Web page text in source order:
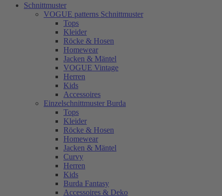
Schnittmuster
VOGUE patterns Schnittmuster
Tops
Kleider
Röcke & Hosen
Homewear
Jacken & Mäntel
VOGUE Vintage
Herren
Kids
Accessoires
Einzelschnittmuster Burda
Tops
Kleider
Röcke & Hosen
Homewear
Jacken & Mäntel
Curvy
Herren
Kids
Burda Fantasy
Accessoires & Deko